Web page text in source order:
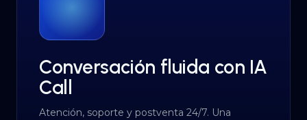
Conversación fluida con IA
Call
Atención, soporte y postventa 24/7. Una